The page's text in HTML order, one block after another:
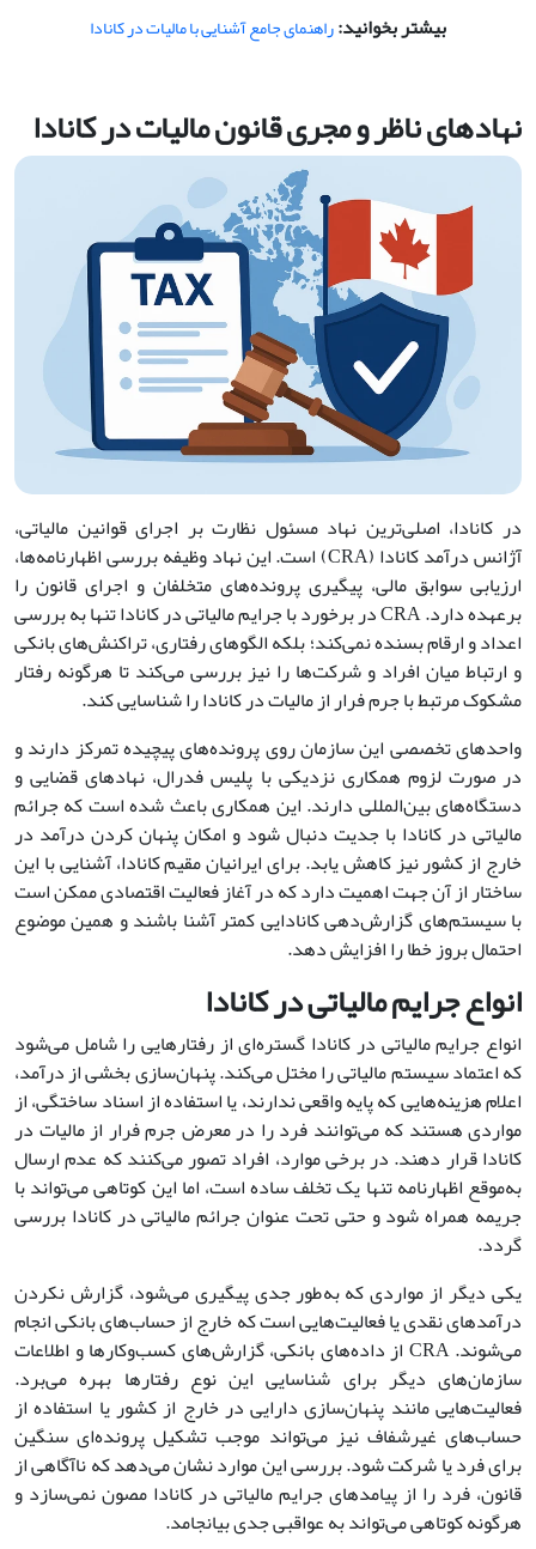
بیشتر بخوانید:راهنمای جامع آشنایی با مالیات در کانادا
نهادهای ناظر و مجری قانون مالیات در کانادا
در کانادا، اصلی‌ترین نهاد مسئول نظارت بر اجرای قوانین مالیاتی،
آژانس درآمد کانادا (CRA) است. این نهاد وظیفه بررسی اظهارنامه‌ها،
ارزیابی سوابق مالی، پیگیری پرونده‌های متخلفان و اجرای قانون را
برعهده دارد. CRA در برخورد با جرایم مالیاتی در کانادا تنها به بررسی
اعداد و ارقام بسنده نمی‌کند؛ بلکه الگوهای رفتاری، تراکنش‌های بانکی
و ارتباط میان افراد و شرکت‌ها را نیز بررسی می‌کند تا هرگونه رفتار
مشکوک مرتبط با جرم فرار از مالیات در کانادا را شناسایی کند.
واحدهای تخصصی این سازمان روی پرونده‌های پیچیده تمرکز دارند و
در صورت لزوم همکاری نزدیکی با پلیس فدرال، نهادهای قضایی و
دستگاه‌های بین‌المللی دارند. این همکاری باعث شده است که جرائم
مالیاتی در کانادا با جدیت دنبال شود و امکان پنهان کردن درآمد در
خارج از کشور نیز کاهش یابد. برای ایرانیان مقیم کانادا، آشنایی با این
ساختار از آن جهت اهمیت دارد که در آغاز فعالیت اقتصادی ممکن است
با سیستم‌های گزارش‌دهی کانادایی کمتر آشنا باشند و همین موضوع
احتمال بروز خطا را افزایش دهد.
انواع جرایم مالیاتی در کانادا
انواع جرایم مالیاتی در کانادا گستره‌ای از رفتارهایی را شامل می‌شود
که اعتماد سیستم مالیاتی را مختل می‌کند. پنهان‌سازی بخشی از درآمد،
اعلام هزینه‌هایی که پایه واقعی ندارند، یا استفاده از اسناد ساختگی، از
مواردی هستند که می‌توانند فرد را در معرض جرم فرار از مالیات در
کانادا قرار دهند. در برخی موارد، افراد تصور می‌کنند که عدم ارسال
به‌موقع اظهارنامه تنها یک تخلف ساده است، اما این کوتاهی می‌تواند با
جریمه همراه شود و حتی تحت عنوان جرائم مالیاتی در کانادا بررسی
گردد.
یکی دیگر از مواردی که به‌طور جدی پیگیری می‌شود، گزارش نکردن
درآمدهای نقدی یا فعالیت‌هایی است که خارج از حساب‌های بانکی انجام
می‌شوند. CRA از داده‌های بانکی، گزارش‌های کسب‌وکارها و اطلاعات
سازمان‌های دیگر برای شناسایی این نوع رفتارها بهره می‌برد.
فعالیت‌هایی مانند پنهان‌سازی دارایی‌ در خارج از کشور یا استفاده از
حساب‌های غیرشفاف نیز می‌تواند موجب تشکیل پرونده‌ای سنگین
برای فرد یا شرکت شود. بررسی این موارد نشان می‌دهد که ناآگاهی از
قانون، فرد را از پیامدهای جرایم مالیاتی در کانادا مصون نمی‌سازد و
هرگونه کوتاهی می‌تواند به عواقبی جدی بیانجامد.